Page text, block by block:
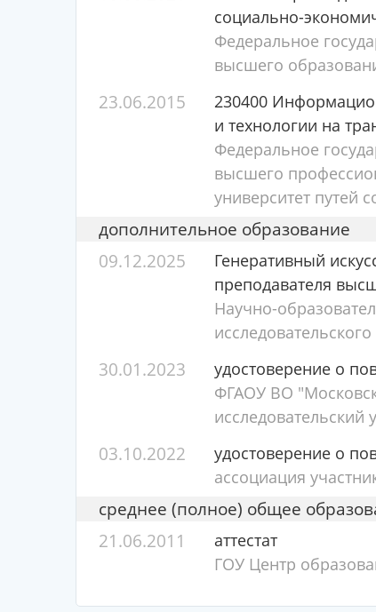
социально-
Федеральное
высшего
23.06.2015
230400
и технологии на
Федеральное
высшего
университет путей
дополнительное образование
09.12.2025
Генеративный
преподавателя
Научно-
30.01.2023
удостоверение о
ФГАОУ ВО
исследовательский
03.10.2022
удостоверение о
ассоциация
среднее (полное) общее
21.06.2011
аттестат
ГОУ Центр